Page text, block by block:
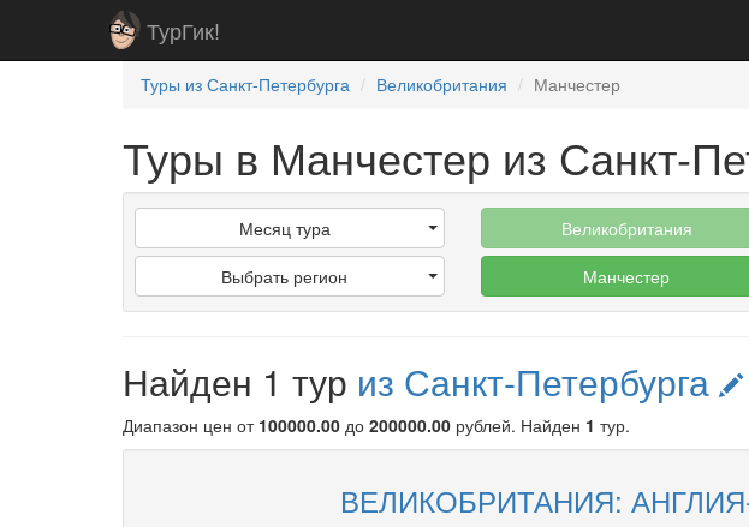
ТурГик!
Туры из Санкт-Петербурга Великобритания Манчестер
Туры в Манчестер из Санкт-
Месяц тура
Выбрать регион
Великобритания
Манчестер
Найден 1 тур из Санкт-Петербурга
Диапазон цен от 100000.00 до 200000.00 рублей. Найден 1 тур.
ВЕЛИКОБРИТАНИЯ: